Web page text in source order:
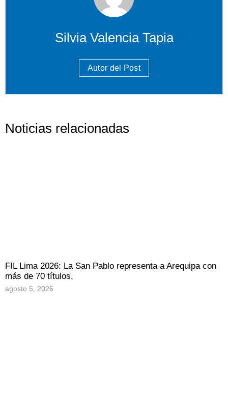
Silvia Valencia Tapia
Autor del Post
Noticias relacionadas
FIL Lima 2026: La San Pablo representa a Arequipa con
más de 70 títulos,
agosto 5, 2026